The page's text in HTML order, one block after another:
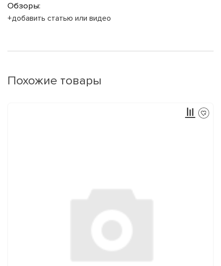
Обзоры:
+добавить статью или видео
Похожие товары